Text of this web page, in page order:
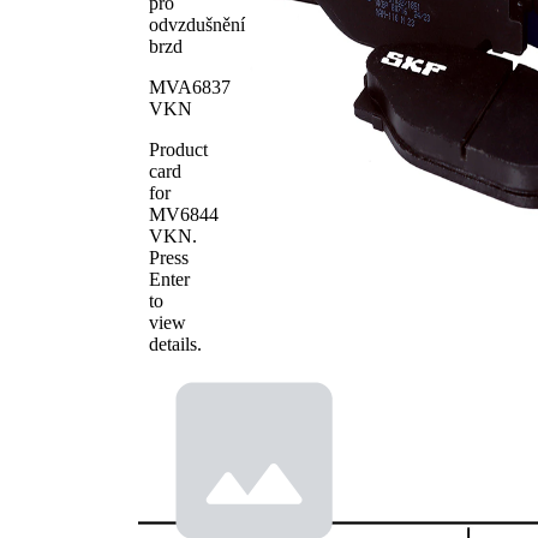
Počet
obložení
odvzdušnění
brzd
MVA6837
VKN
Product
card
for
MV6844
VKN.
Press
Enter
to
view
details.